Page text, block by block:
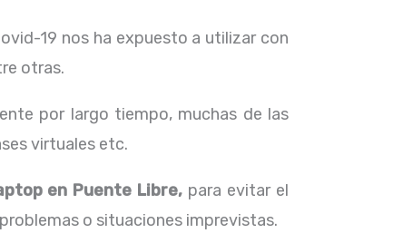
19 nos ha expuesto a utilizar con
otras.
por largo tiempo, muchas de las
virtuales etc.
en Puente Libre, para evitar el
o situaciones imprevistas.